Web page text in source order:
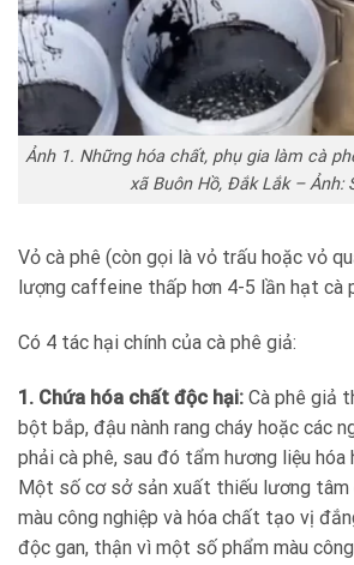
Ảnh 1. Những hóa chất, phụ gia làm cà
xã Buôn Hồ, Đắk Lắk – Ảnh:
Vỏ cà phê (còn gọi là vỏ trấu hoặc vỏ
lượng caffeine thấp hơn 4-5 lần hạt cà
Có 4 tác hại chính của cà phê giả:
1. Chứa hóa chất độc hại: Cà phê giả
bột bắp, đậu nành rang cháy hoặc các
phải cà phê, sau đó tẩm hương liệu hóa
Một số cơ sở sản xuất thiếu lương tâm
màu công nghiệp và hóa chất tạo vị
độc gan, thận vì một số phẩm màu